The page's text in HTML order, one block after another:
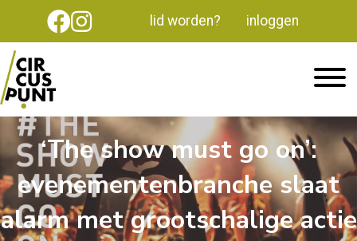
lid worden? inloggen
‘The show must go on’:
evenementenbranche slaat
alarm met grootschalige actie